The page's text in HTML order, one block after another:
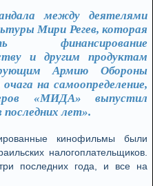
между деятелями
Мири Регев, которая
финансирование
и другим продуктам
Армию Обороны
на самоопределение,
«МИДА» выпустил
лет».
кинофильмы были
налогоплательщиков.
последних года, и все на